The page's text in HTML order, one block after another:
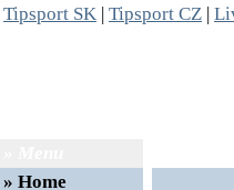
Tipsport SK | Tipsport CZ |
» Home